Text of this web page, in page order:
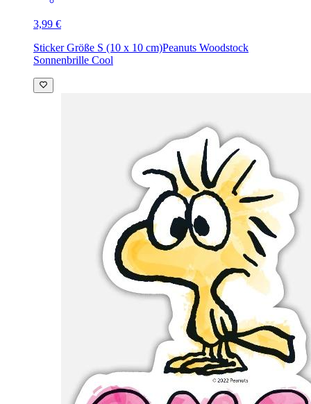
3,99 €
Sticker Größe S (10 x 10 cm)Peanuts Woodstock
Sonnenbrille Cool